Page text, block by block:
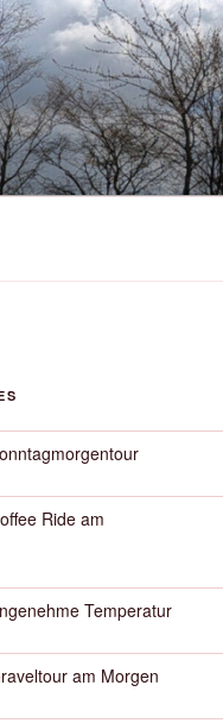
Ride am
Temperatur
am Morgen